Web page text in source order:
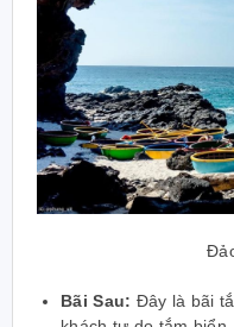
Bãi Sau: Đây là bãi